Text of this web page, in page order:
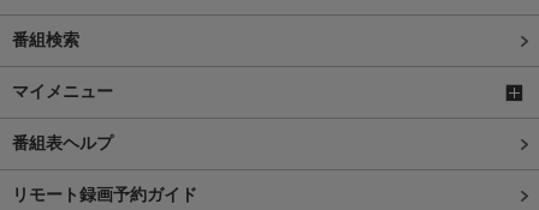
番組検索
マイメニュー
番組表ヘルプ
リモート録画予約ガイド